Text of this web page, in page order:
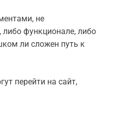
не
либо функционале, либо
ли сложен путь к
перейти на сайт,